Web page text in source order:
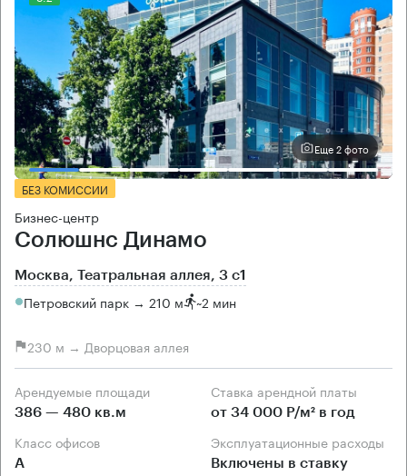
Еще 2 фото
БЕЗ КОМИССИИ
Бизнес-центр
Солюшнс Динамо
Москва, Театральная аллея, 3 с1
Петровский парк → 210 м ~2 мин
230 м → Дворцовая аллея
Арендуемые площади
386 — 480 кв.м
Ставка арендной платы
от 34 000 Р/м² в год
Класс офисов
А
Эксплуатационные расходы
Включены в ставку